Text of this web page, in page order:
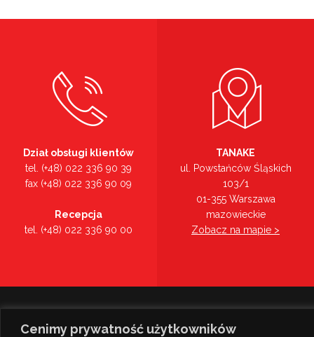
Cenimy prywatność użytkowników
Dział obsługi klientów
tel. (+48) 022 336 90 39
fax (+48) 022 336 90 09
Recepcja
tel. (+48) 022 336 90 00
TANAKE
ul. Powstańców Śląskich
103/1
01-355 Warszawa
mazowieckie
Zobacz na mapie >